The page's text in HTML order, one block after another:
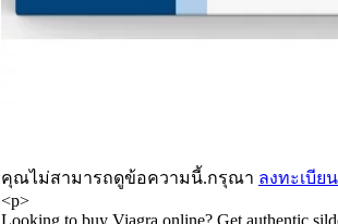
คุณไม่สามารถดูข้อความนี้.กรุณา ลงทะเบียน
<p>
Looking to buy Viagra online? Get authentic